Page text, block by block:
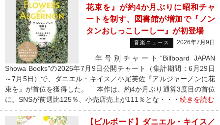
花束を』が約4か月ぶりに昭和チャ
ートを制す、図書館が増加で『ノン
タンおしっこしーしー』が初登場
音楽ニュース 2026年7月9日
年号別チャート“Billboard JAPAN
Showa Books”の2026年7月9日公開チャート（集計期間：6月29日
～7月5日）で、ダニエル・キイス／小尾芙佐『アルジャーノンに花
束を』が首位を獲得した。 本作は、約4か月ぶり通算3度目の首位
に。SNSが前週比125％、小売店売上が111％とな・・・ 続きを読む
【ビルボード】ダニエル・キイス／